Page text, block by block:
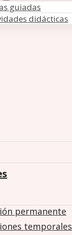
guiadas
didácticas
permanente
temporales